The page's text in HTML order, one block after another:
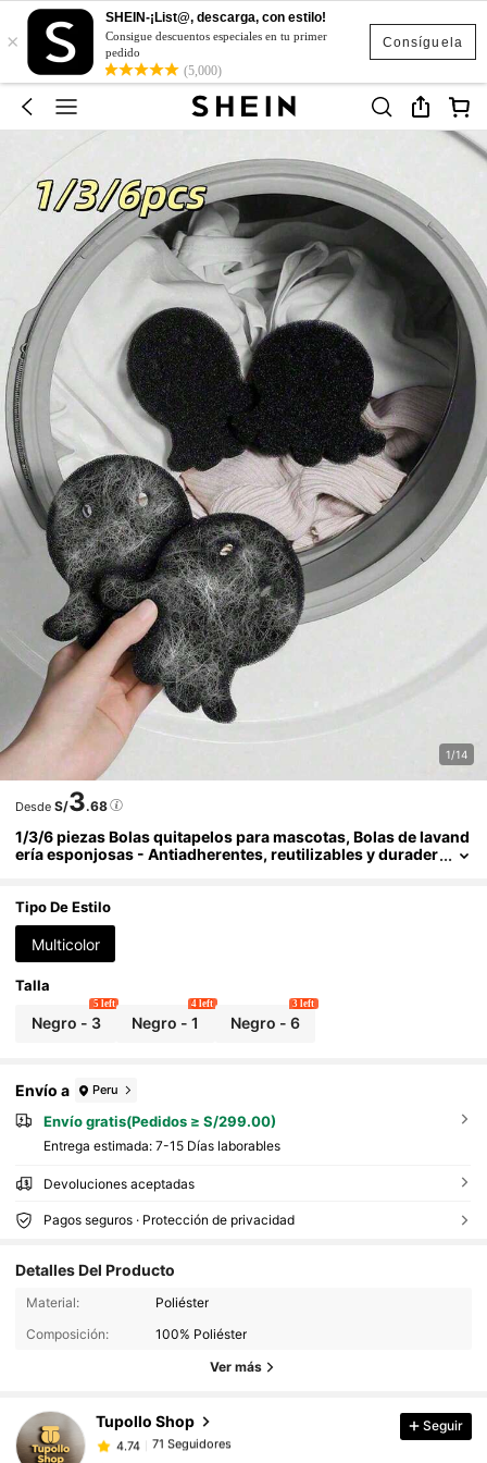
Consíguela
×
SHEIN-¡List@, descarga, con estilo!
Consigue descuentos especiales en tu primer
pedido
(5,000)
1/14
Desde S/3.68
1/3/6 piezas Bolas quitapelos para mascotas, Bolas de lavand
ería esponjosas - Antiadherentes, reutilizables y durader
tor de pelos de perro y gato
Tipo De Estilo
Multicolor
Talla
Negro - 3
5 left
Negro - 1
4 left
Negro - 6
3 left
Envío a Peru
Envío gratis(Pedidos ≥ S/299.00)
Entrega estimada: 7-15 Días laborables
Devoluciones aceptadas
Pagos seguros · Protección de privacidad
Detalles Del Producto
Material:
Poliéster
Composición:
100% Poliéster
Ver más
Tupollo Shop
71 Seguidores
71 Seguidores
71 Seguidores
71 Seguidores
g***k seguidoHace 1 día
Seguir